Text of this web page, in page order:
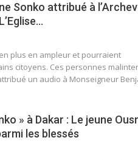
Sonko attribué à
plus en ampleur et pourraient
citoyens. Ces personnes
un audio à Monseigneur
» à Dakar : Le jeune
les blessés